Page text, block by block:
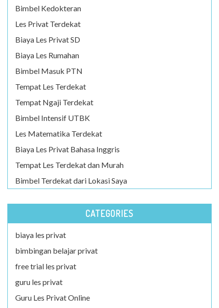
Bimbel Kedokteran
Les Privat Terdekat
Biaya Les Privat SD
Biaya Les Rumahan
Bimbel Masuk PTN
Tempat Les Terdekat
Tempat Ngaji Terdekat
Bimbel Intensif UTBK
Les Matematika Terdekat
Biaya Les Privat Bahasa Inggris
Tempat Les Terdekat dan Murah
Bimbel Terdekat dari Lokasi Saya
CATEGORIES
biaya les privat
bimbingan belajar privat
free trial les privat
guru les privat
Guru Les Privat Online